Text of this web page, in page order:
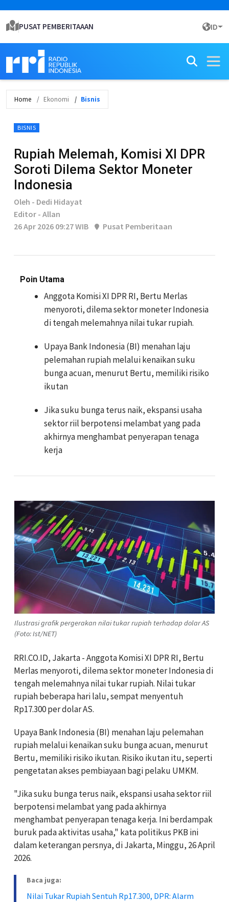
PUSAT PEMBERITAAAN ID
Home Ekonomi Bisnis
BISNIS
Rupiah Melemah, Komisi XI DPR
Soroti Dilema Sektor Moneter
Indonesia
Oleh - Dedi Hidayat
Editor - Allan
26 Apr 2026 09:27 WIB
Pusat Pemberitaan
Poin Utama
Anggota Komisi XI DPR RI, Bertu Merlas
menyoroti, dilema sektor moneter Indonesia
di tengah melemahnya nilai tukar rupiah.
Upaya Bank Indonesia (BI) menahan laju
pelemahan rupiah melalui kenaikan suku
bunga acuan, menurut Bertu, memiliki risiko
ikutan
Jika suku bunga terus naik, ekspansi usaha
sektor riil berpotensi melambat yang pada
akhirnya menghambat penyerapan tenaga
kerja
Ilustrasi grafik pergerakan nilai tukar rupiah terhadap dolar AS
(Foto: Ist/NET)
RRI.CO.ID, Jakarta - Anggota Komisi XI DPR RI, Bertu
Merlas menyoroti, dilema sektor moneter Indonesia di
tengah melemahnya nilai tukar rupiah. Nilai tukar
rupiah beberapa hari lalu, sempat menyentuh
Rp17.300 per dolar AS.
Upaya Bank Indonesia (BI) menahan laju pelemahan
rupiah melalui kenaikan suku bunga acuan, menurut
Bertu, memiliki risiko ikutan. Risiko ikutan itu, seperti
pengetatan akses pembiayaan bagi pelaku UMKM.
"Jika suku bunga terus naik, ekspansi usaha sektor riil
berpotensi melambat yang pada akhirnya
menghambat penyerapan tenaga kerja. Ini berdampak
buruk pada aktivitas usaha," kata politikus PKB ini
dalam keterangan persnya, di Jakarta, Minggu, 26 April
2026.
Baca juga:
Nilai Tukar Rupiah Sentuh Rp17.300, DPR: Alarm